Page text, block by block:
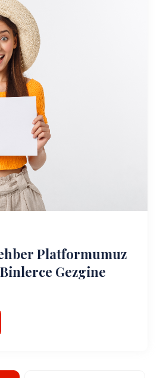
Platformumuz
Binlerce Gezgine